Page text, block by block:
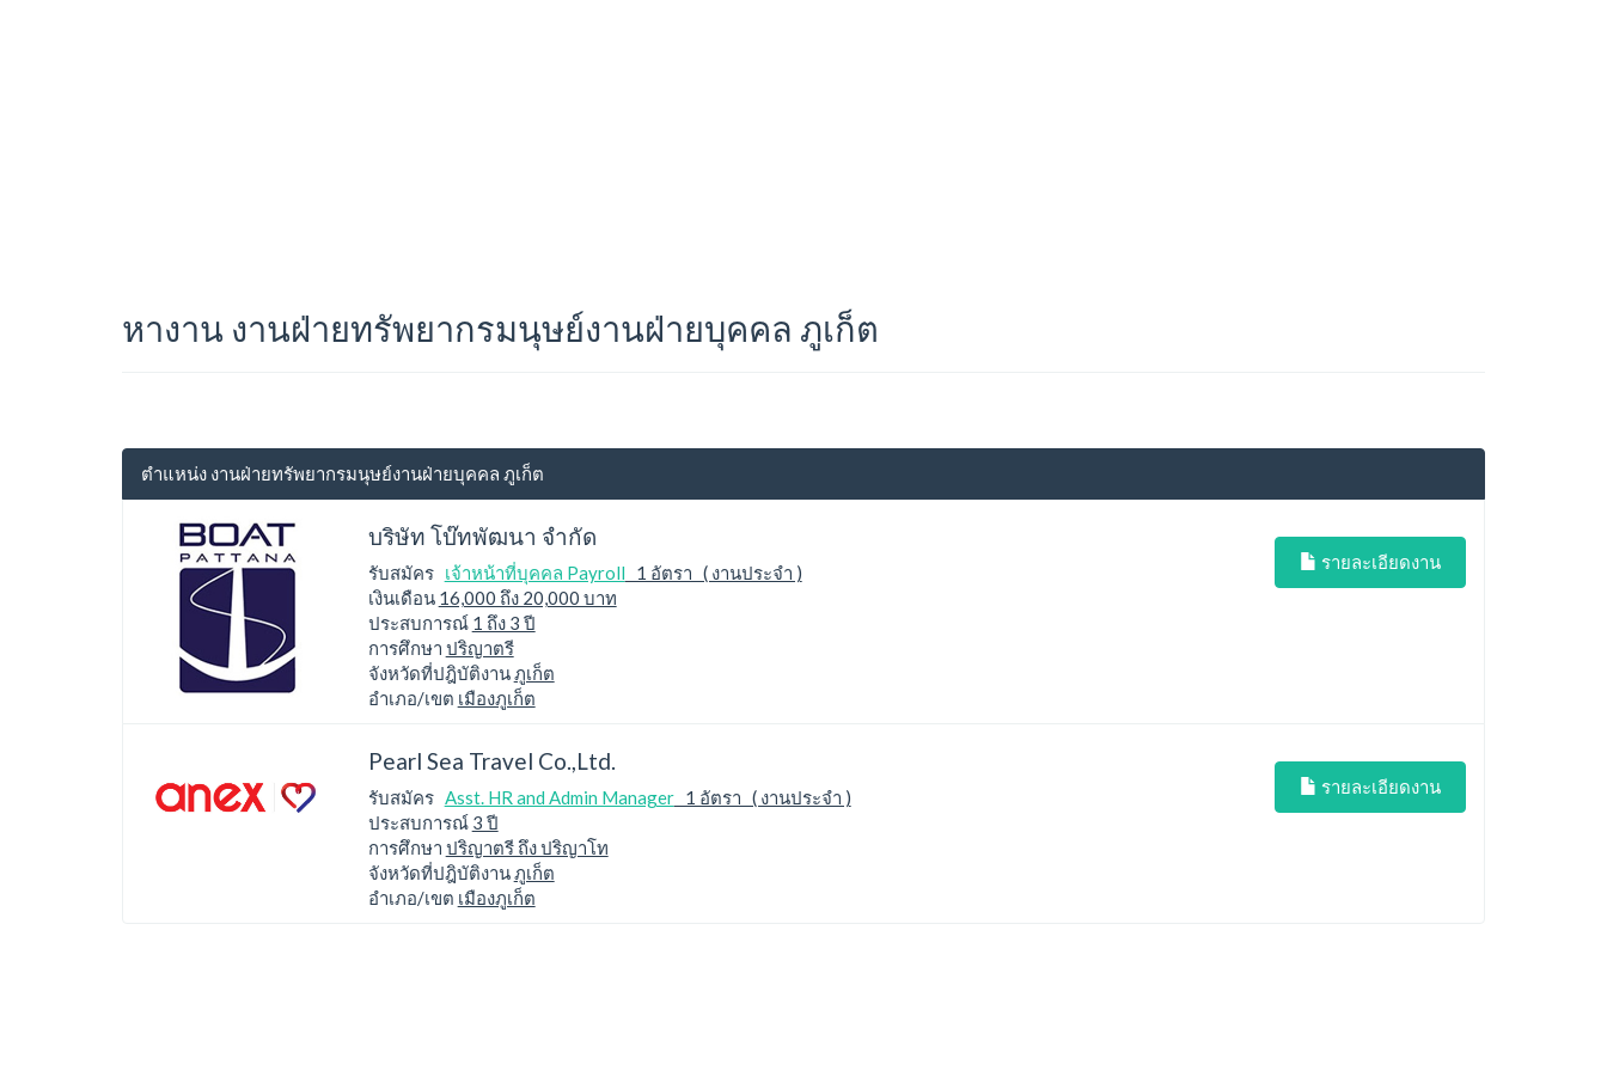
หางาน งานฝ่ายทรัพยากรมนุษย์งานฝ่ายบุคคล ภูเก็ต
ตำแหน่ง งานฝ่ายทรัพยากรมนุษย์งานฝ่ายบุคคล ภูเก็ต
บริษัท โบ๊ทพัฒนา จำกัด
รับสมัคร เจ้าหน้าที่บุคคล Payroll 1 อัตรา ( งานประจำ )
เงินเดือน 16,000 ถึง 20,000 บาท
ประสบการณ์ 1 ถึง 3 ปี
การศึกษา ปริญาตรี
จังหวัดที่ปฎิบัติงานภูเก็ต
อำเภอ/เขต เมืองภูเก็ต
รายละเอียดงาน
Pearl Sea Travel Co.,Ltd.
รับสมัคร Asst. HR and Admin Manager1 อัตรา ( งานประจำ )
ประสบการณ์ 3 ปี
การศึกษา ปริญาตรี ถึง ปริญาโท
จังหวัดที่ปฎิบัติงานภูเก็ต
อำเภอ/เขต เมืองภูเก็ต
รายละเอียดงาน